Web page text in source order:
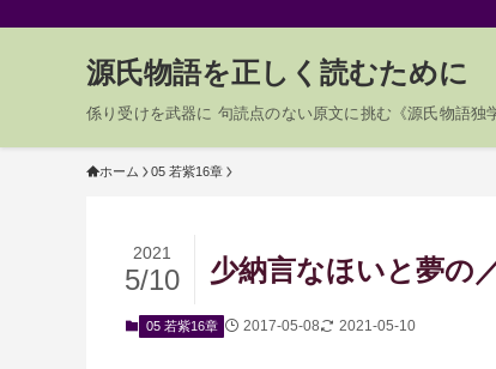
源氏物語を正しく読むために
係り受けを武器に 句読点のない原文に挑む《源氏物語独
ホーム 05 若紫16章
少納言なほいと夢の
2021
5/10
05 若紫16章 2017-05-08 2021-05-10